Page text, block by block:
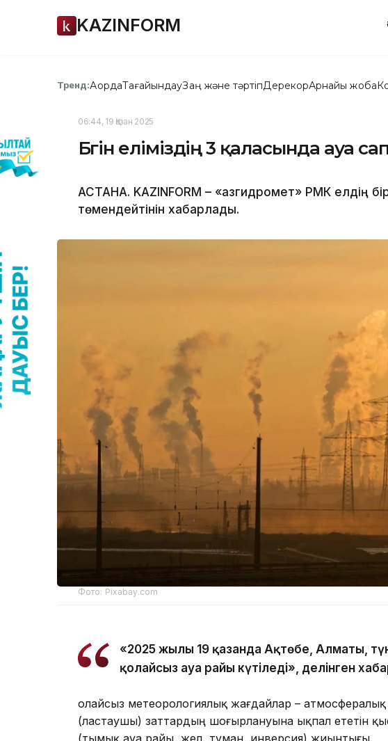
KAZINFORM
Тренд:АқордаТағайындауЗаң және тәртіпДерекқорАрнайы жоба
06:44, 19 Қазан 2025
Бүгін еліміздің 3 қаласында ауа
АСТАНА. KAZINFORM – «Қазгидромет» РМК елдің
төмендейтінін хабарлады.
Фото: Pixabay.com
«2025 жылғы 19 қазанда Ақтөбе, Алматы,
қолайсыз ауа райы күтіледі», делінген
Қолайсыз метеорологиялық жағдайлар –
(ластаушы) заттардың шоғырлануына ықпал ететін